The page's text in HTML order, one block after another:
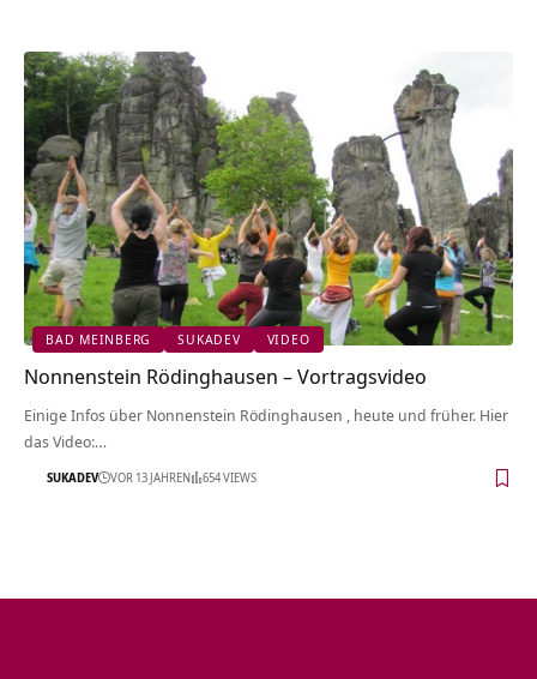
BAD MEINBERG SUKADEV VIDEO
Nonnenstein Rödinghausen‏‎ – Vortragsvideo
Einige Infos über Nonnenstein Rödinghausen‏‎ , heute und früher. Hier
das Video:…
SUKADEV VOR 13 JAHREN 654 VIEWS